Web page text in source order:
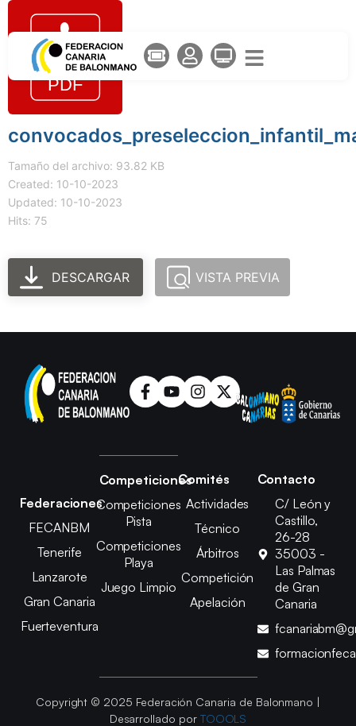
Tamaño del archivo: 93.82 KB
Created: 10-10-2023
Updated: 10-10-2023
Hits: 75
DESCARGAR VISTA PREVIA
Federaciones
FECANBM
Tenerife
Lanzarote
Gran Canaria
Fuerteventura
Competiciones
Competiciones
Pista
Competiciones
Playa
Juego Limpio
Comités
Actividades
Técnico
Árbitros
Competición
Apelación
Contacto
C/ León y
Castillo,
26-28
35003 -
Las Palmas
de Gran
Canaria
Copyright © 2025 Federación Canaria de Balonmano |
Desarrollado por TOOOLS